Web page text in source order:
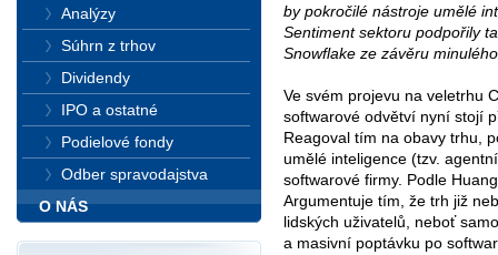
by pokročilé nástroje umělé
Sentiment sektoru podpořily
Snowflake ze závěru
Ve svém projevu na veletrhu
softwarové odvětví nyní stojí
Reagoval tím na obavy trhu,
umělé inteligence (tzv.
softwarové firmy. Podle
Argumentuje tím, že trh již
lidských uživatelů, neboť
a masivní poptávku po
Analýzy
Súhrn z trhov
Dividendy
IPO a ostatné
Podielové fondy
Odber spravodajstva
O NÁS